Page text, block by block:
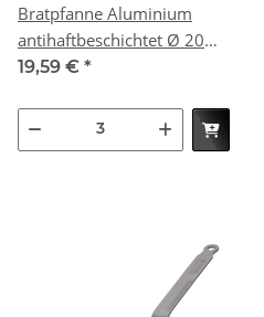
Bratpfanne Aluminium
antihaftbeschichtet Ø 20
cm
19,59 € *